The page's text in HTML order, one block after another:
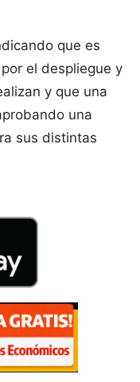
que es
el despliegue y
y que una
una
sus distintas